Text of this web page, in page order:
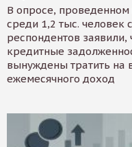
В опросе, проведенном
среди 1,2 тыс. человек
респондентов заявили,
кредитные
вынуждены тратить на
ежемесячного доход